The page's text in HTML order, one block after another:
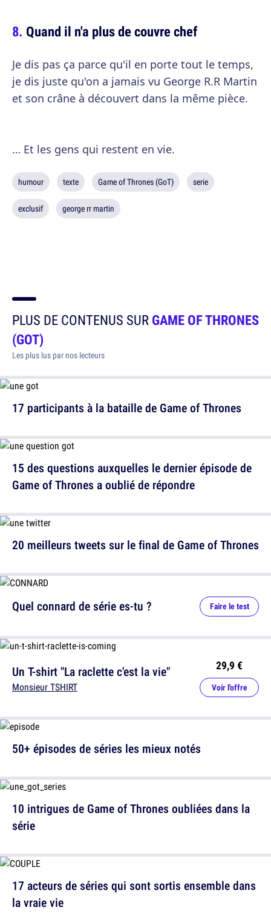
Quand il n'a plus de couvre chef
Je dis pas ça parce qu'il en porte tout le temps,
je dis juste qu'on a jamais vu George R.R Martin
et son crâne à découvert dans la même pièce.
… Et les gens qui restent en vie.
humour texte Game of Thrones (GoT) serie
exclusif george rr martin
PLUS DE CONTENUS SURGAME OF THRONES
(GOT)
Les plus lus par nos lecteurs
17 participants à la bataille de Game of Thrones
20 meilleurs tweets sur le final de Game of Thrones
50+ épisodes de séries les mieux notés
17 acteurs de séries qui sont sortis ensemble dans
la vraie vie
15 des questions auxquelles le dernier épisode de
Game of Thrones a oublié de répondre
Quel connard de série es-tu ? Faire le test
Un T-shirt "La raclette c'est la vie"
Monsieur TSHIRT
29,9 €
Voir l'offre
10 intrigues de Game of Thrones oubliées dans la
série